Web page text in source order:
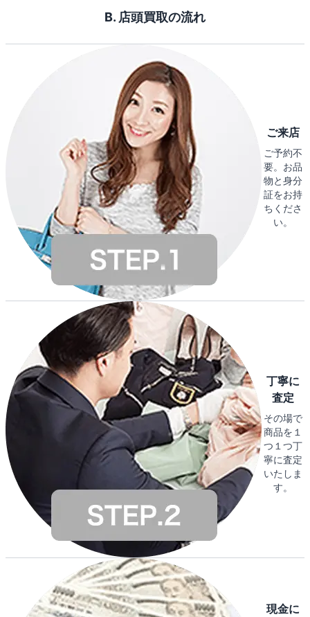
B. 店頭買取の流れ
ご来店
ご予約不
要。お品
物と身分
証をお持
ちくださ
い。
丁寧に
査定
その場で
商品を１
つ１つ丁
寧に査定
いたしま
す。
現金に